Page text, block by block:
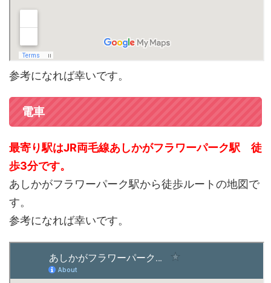
参考になれば幸いです。
電車
最寄り駅はJR両毛線あしかがフラワーパーク駅 徒
歩3分です。
あしかがフラワーパーク駅から徒歩ルートの地図で
す。
参考になれば幸いです。